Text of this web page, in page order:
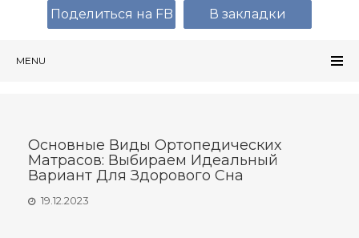
MENU
Основные Виды Ортопедических
Матрасов: Выбираем Идеальный
Вариант Для Здорового Сна
19.12.2023
Поделиться на FB В закладки